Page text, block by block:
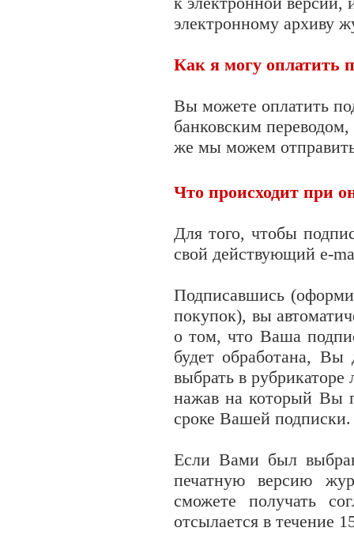
электронному архиву
Как я могу оплатить
Вы можете оплатить
банковским
же мы можем
Что происходит при
Для того, чтобы
свой действующий e-
Подписавшись
покупок), вы
о том, что Ваша
будет обработана,
выбрать в
нажав на который Вы
сроке Вашей подписки.
Если Вами был
печатную версию
сможете получать
отсылается в течение